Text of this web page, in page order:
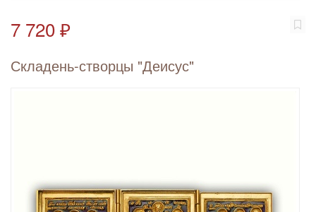
7 720 ₽
Складень-створцы "Деисус"